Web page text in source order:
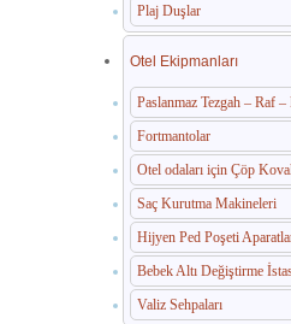
Plaj Duşlar
Otel Ekipmanları
Paslanmaz Tezgah – Raf
Fortmantolar
Otel odaları için Çöp
Saç Kurutma Makineleri
Hijyen Ped Poşeti
Bebek Altı Değiştirme
Valiz Sehpaları